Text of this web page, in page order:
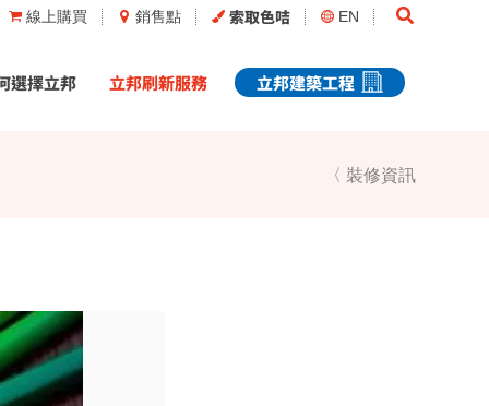
線上購買 銷售點 索取色咭 EN Search
選擇立邦 立邦刷新服務 立邦建築工程
〈 裝修資訊